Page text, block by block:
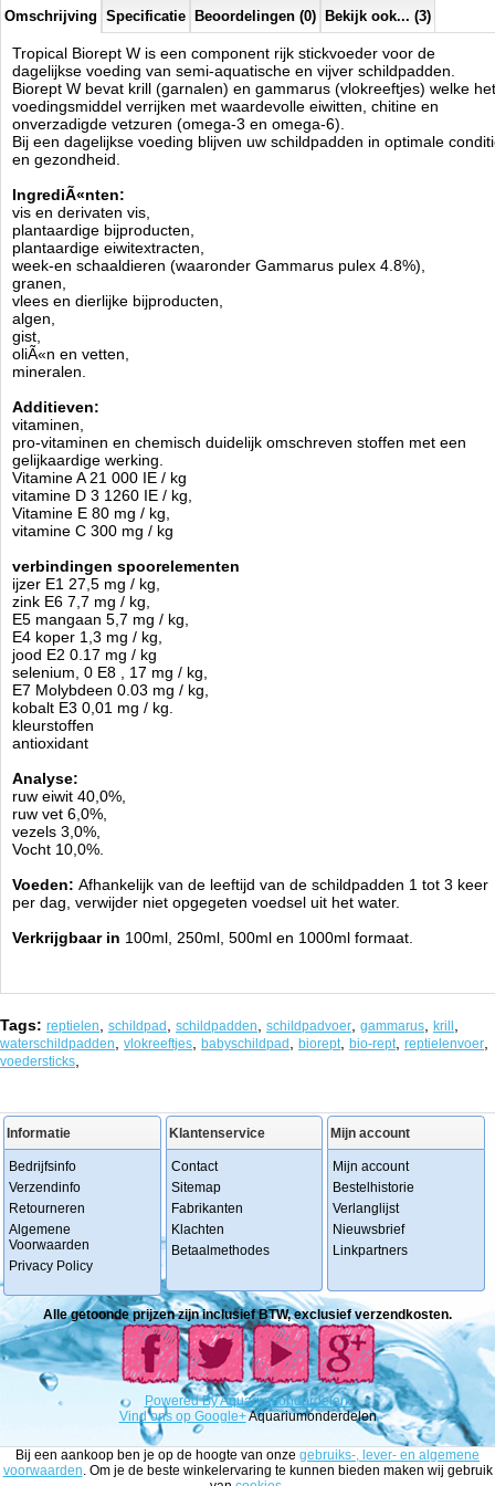
E7 Molybdeen 0.03 mg / kg,
kobalt E3 0,01 mg / kg.
kleurstoffen
antioxidant
Analyse:
ruw eiwit 40,0%,
ruw vet 6,0%,
vezels 3,0%,
Voeden:Afhankelijk van de leeftijd van de schildpadden 1 tot 3 keer
per dag, verwijder niet opgegeten voedsel uit het water.
Verkrijgbaar in100ml, 250ml, 500ml en 1000ml formaat.
Tropical
Manufactured by:Tropical
Model:TRR-005
Product ID:
106 2.27 2.27 Available from:
Omschrijving Specificatie Beoordelingen (0) Bekijk ook... (3)
Tropical Biorept W is een component rijk stickvoeder voor de
dagelijkse voeding van semi-aquatische en vijver schildpadden.
Biorept W bevat krill (garnalen) en gammarus (vlokreeftjes) welke het
voedingsmiddel verrijken met waardevolle eiwitten, chitine en
onverzadigde vetzuren (omega-3 en omega-6).
Bij een dagelijkse voeding blijven uw schildpadden in optimale
en gezondheid.
IngrediÃ«nten:
vis en derivaten vis,
plantaardige bijproducten,
plantaardige eiwitextracten,
week-en schaaldieren (waaronder Gammarus pulex 4.8%),
granen,
vlees en dierlijke bijproducten,
algen,
gist,
oliÃ«n en vetten,
mineralen.
Additieven:
vitaminen,
pro-vitaminen en chemisch duidelijk omschreven stoffen met een
gelijkaardige werking.
Vitamine A 21 000 IE / kg
vitamine D 3 1260 IE / kg,
Vitamine E 80 mg / kg,
vitamine C 300 mg / kg
verbindingen spoorelementen
ijzer E1 27,5 mg / kg,
zink E6 7,7 mg / kg,
E5 mangaan 5,7 mg / kg,
E4 koper 1,3 mg / kg,
jood E2 0.17 mg / kg
selenium, 0 E8 , 17 mg / kg,
E7 Molybdeen 0.03 mg / kg,
kobalt E3 0,01 mg / kg.
kleurstoffen
antioxidant
Analyse:
ruw eiwit 40,0%,
ruw vet 6,0%,
vezels 3,0%,
Vocht 10,0%.
Voeden: Afhankelijk van de leeftijd van de schildpadden 1 tot 3 keer
per dag, verwijder niet opgegeten voedsel uit het water.
Verkrijgbaar in 100ml, 250ml, 500ml en 1000ml formaat.
Tags: reptielen schildpad schildpadden schildpadvoer gammarus krill
waterschildpadden vlokreeftjes babyschildpad biorept bio-rept reptielenvoer
voedersticks
Informatie
Bedrijfsinfo
Verzendinfo
Retourneren
Algemene
Voorwaarden
Privacy Policy
Klantenservice
Contact
Sitemap
Fabrikanten
Klachten
Betaalmethodes
Mijn account
Mijn account
Bestelhistorie
Verlanglijst
Nieuwsbrief
Linkpartners
Alle getoonde prijzen zijn inclusief BTW, exclusief verzendkosten.
PoweredByAquariumonderdelen.
Vind ons op Google+Aquariumonderdelen
Bij een aankoop ben je op de hoogte van onze gebruiks-, lever- en algemene
voorwaarden. Om je de beste winkelervaring te kunnen bieden maken wij gebruik